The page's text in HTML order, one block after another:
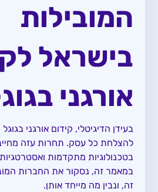
המובילות
בישראל
אורגני
בעידן הדיגיטלי, קידום אורגני
להצלחת כל עסק. תחרות עזה
בטכנולוגיות מתקדמות
במאמר זה, נסקור את החברות
זה, ונבין מה מייחד אותן.